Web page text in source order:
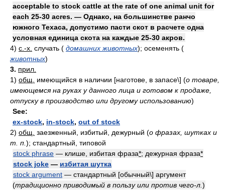
acceptable to stock cattle at the rate of one animal unit for
each 25-30 acres. — Однако, на большинстве ранчо
южного Техаса, допустимо пасти скот в расчете одна
условная единица скота на каждые 25-30 акров.
4) с.-х. случать ( домашних животных); осеменять (
животных)
3. прил.
1) общ. имеющийся в наличии [наготове, в запасе\] (о товаре,
имеющемся на руках у данного лица и готовом к продаже,
отпуску в производство или другому использованию)
See:
ex-stock, in-stock, out of stock
2) общ. заезженный, избитый, дежурный (о фразах, шутках и
т. п. ); стандартный, типовой
stock phrase — клише, избитая фраза*; дежурная фраза*
stock joke — избитая шутка
stock argument — стандартный [обычный\] аргумент
(традиционно приводимый в пользу или против чего-л. )